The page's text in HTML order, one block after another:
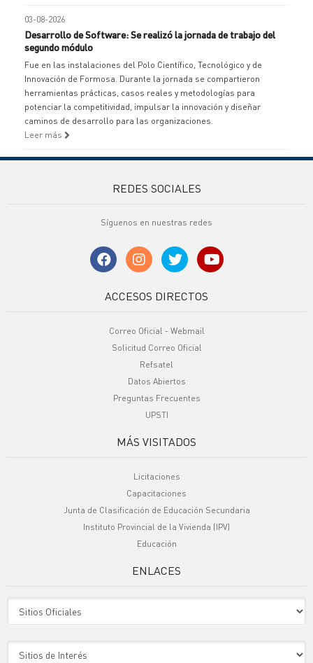
03-08-2026
Desarrollo de Software: Se realizó la jornada de trabajo del
segundo módulo
Fue en las instalaciones del Polo Científico, Tecnológico y de
Innovación de Formosa. Durante la jornada se compartieron
herramientas prácticas, casos reales y metodologías para
potenciar la competitividad, impulsar la innovación y diseñar
caminos de desarrollo para las organizaciones.
Leer más
REDES SOCIALES
Síguenos en nuestras redes
ACCESOS DIRECTOS
Correo Oficial - Webmail
Solicitud Correo Oficial
Refsatel
Datos Abiertos
Preguntas Frecuentes
UPSTI
MÁS VISITADOS
Licitaciones
Capacitaciones
Junta de Clasificación de Educación Secundaria
Instituto Provincial de la Vivienda (IPV)
Educación
ENLACES